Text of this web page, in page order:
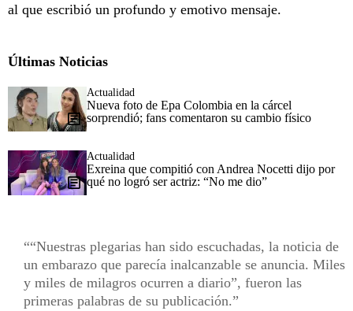
al que escribió un profundo y emotivo mensaje.
Últimas Noticias
Actualidad
Nueva foto de Epa Colombia en la cárcel
sorprendió; fans comentaron su cambio físico
Actualidad
Exreina que compitió con Andrea Nocetti dijo por
qué no logró ser actriz: “No me dio”
“Nuestras plegarias han sido escuchadas, la noticia de
un embarazo que parecía inalcanzable se anuncia. Miles
y miles de milagros ocurren a diario”, fueron las
primeras palabras de su publicación.